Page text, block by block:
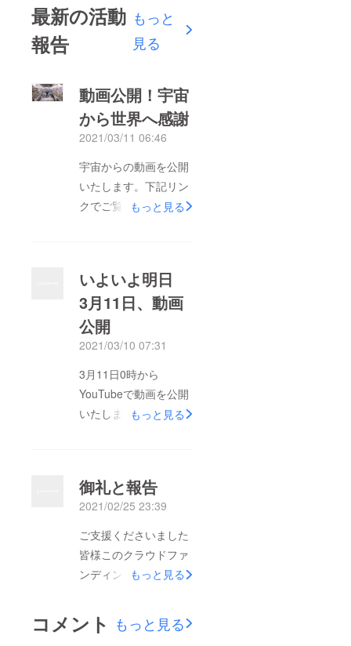
最新の活動
報告
もっと
見る
動画公開！宇宙
から世界へ感謝
2021/03/11 06:46
宇宙からの動画を公開
いたします。下記リン
クでご覧ください。
詩の朗読00:44 野口
聡一宇宙飛行士による
宇宙からのメッセージ
02:32 宇宙に掲げた
の原画05:04 野口さ
ん撮影による、宇宙で
の横断幕近接映像
宇宙ミッション誕生ま
での物語り10:40 野
作業風景＆詩の朗読
11:26 山崎直子宇宙
飛行士（実行委員長）
は御支援してくださっ
た皆さまのお名前を刻
もっと見る
いよいよ明日
3月11日、動画
公開
2021/03/10 07:31
3月11日0時から
YouTubeで動画を公開
いたします。宇宙ス
秒程度の短編映画のよ
うな作品になっており
ます。みなさまのお名
前を記したエンドロー
ルにもご注目くださ
宇宙計画が実現しまし
もっと見る
御礼と報告
2021/02/25 23:39
ご支援くださいました
皆様このクラウドファ
ンディングは集まった
ますのでご安心くださ
い。おかげさまで、先
もっと見る
コメント もっと見る